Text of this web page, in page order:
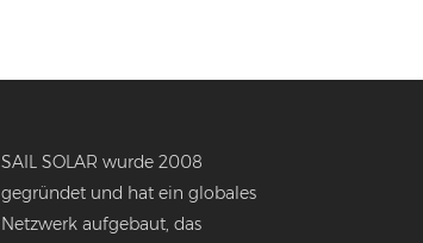
SAIL SOLAR wurde 2008
gegründet und hat ein globales
Netzwerk aufgebaut, das